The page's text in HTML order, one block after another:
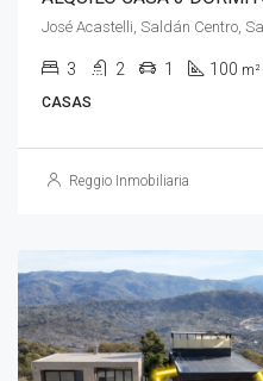
3 2 1 100 m²
CASAS
Reggio Inmobiliaria